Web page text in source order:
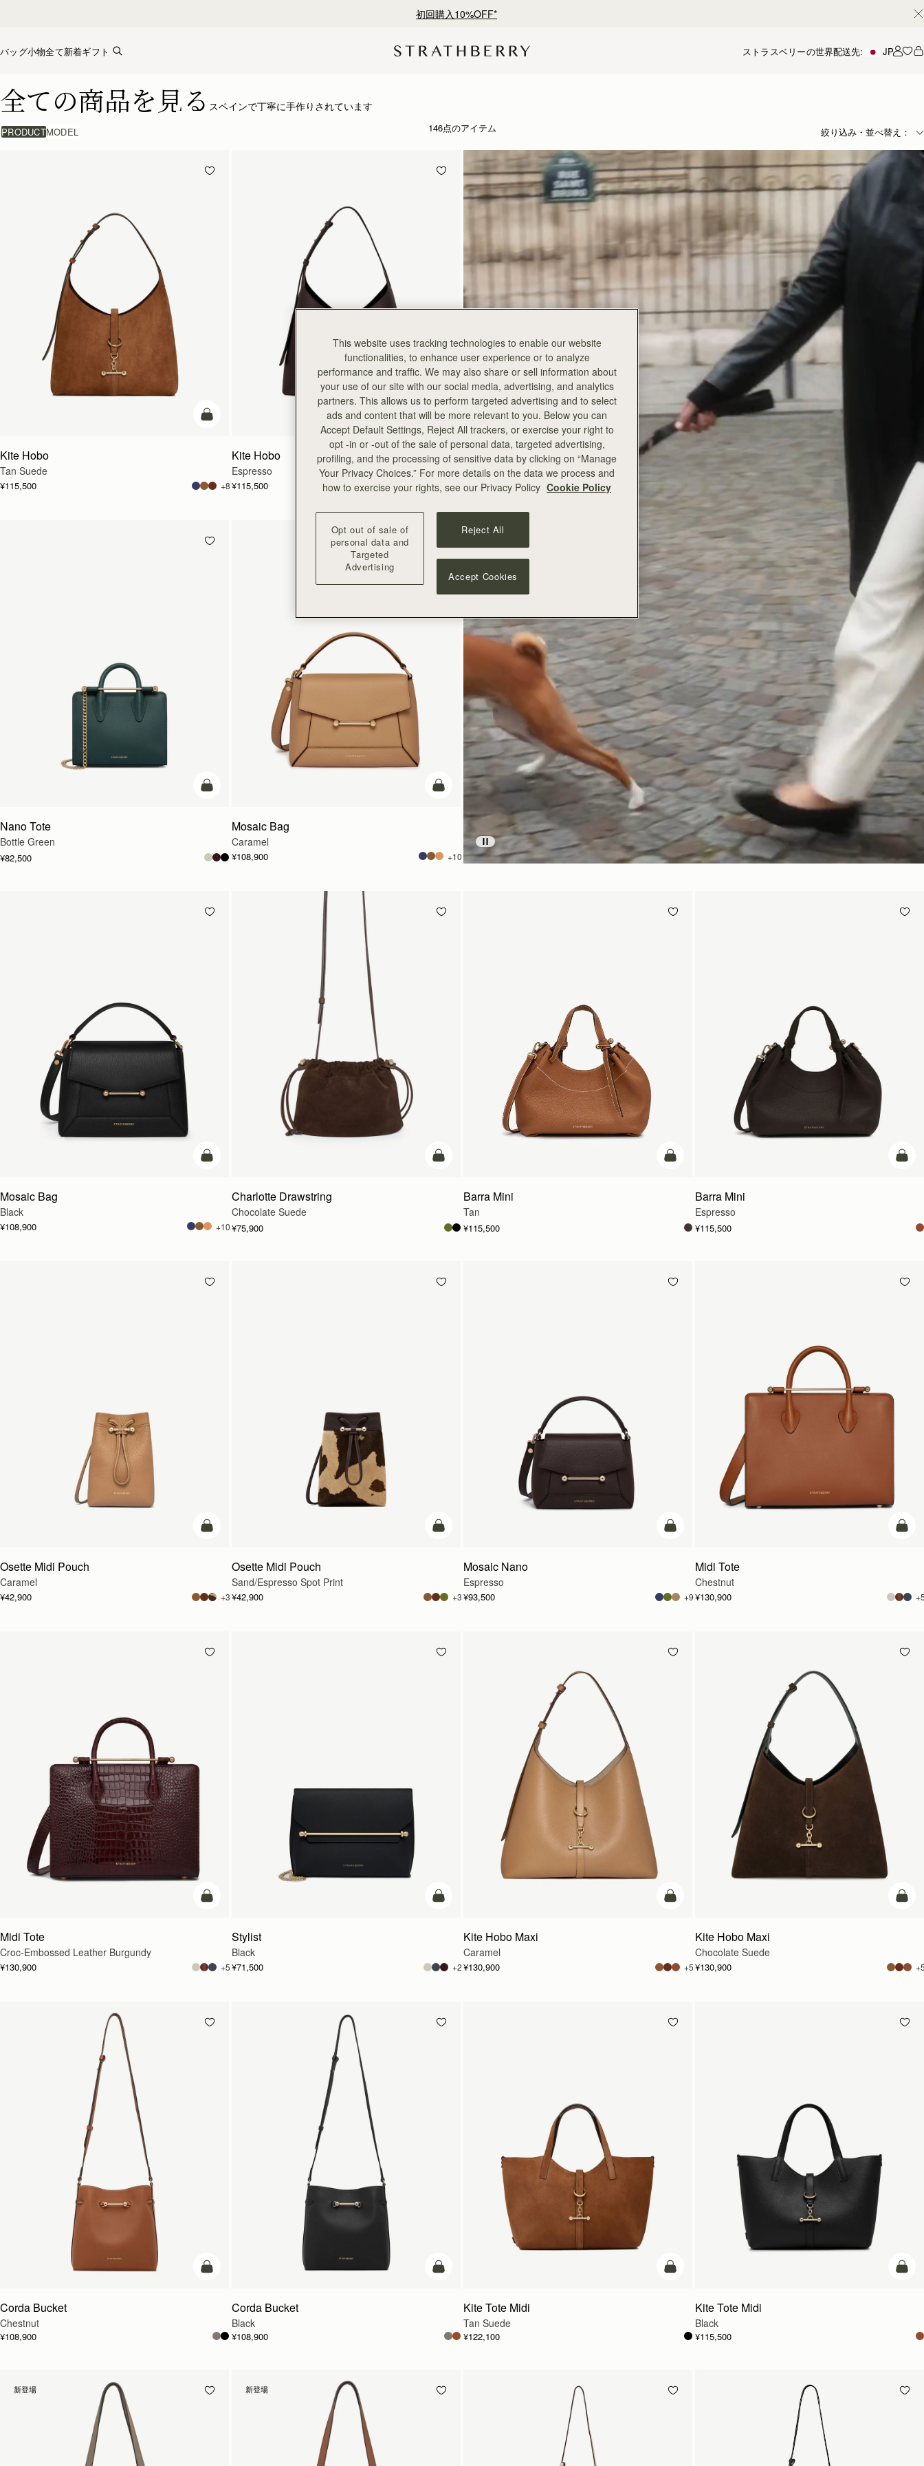
¥35,000円以上お買い上げで配送無料
バッグ小物全て新着ギフト ストラスベリーの世界配送先: JP アカ
全ての商品を見る スペインで丁寧に手作りされています
PRODUCTMODEL 絞り込み・並べ替え：
146点のアイテム
カートに追加
Kite Hobo
Tan Suede
¥115,500 +8
カートに追加
Kite Hobo
Espresso
¥115,500 +8
カートに追加
Nano Tote
Bottle Green
¥82,500
カートに追加
Mosaic Bag
Caramel
¥108,900 +10
カートに追加
Mosaic Bag
Black
¥108,900 +10
カートに追加
Charlotte Drawstring
Chocolate Suede
¥75,900
カートに追加
Barra Mini
Tan
¥115,500
カー
Barra Mini
Espresso
¥115,500
カートに追加
Osette Midi Pouch
Caramel
¥42,900 +3
カートに追加
Osette Midi Pouch
Sand/Espresso Spot Print
¥42,900 +3
カートに追加
Mosaic Nano
Espresso
¥93,500 +9
カー
Midi Tote
Chestnut
¥130,900
カートに追加
Midi Tote
Croc-Embossed Leather Burgundy
¥130,900 +5
カートに追加
Stylist
Black
¥71,500 +2
カートに追加
Kite Hobo Maxi
Caramel
¥130,900 +5
カー
Kite Hobo Maxi
Chocolate Suede
¥130,900
カートに追加
Corda Bucket
Chestnut
¥108,900
カートに追加
Corda Bucket
Black
¥108,900
カートに追加
Kite Tote Midi
Tan Suede
¥122,100
カー
Kite Tote Midi
Black
¥115,500
新登場 新登場
This website uses tracking technologies to enable our website
functionalities, to enhance user experience or to analyze
performance and traffic. We may also share or sell information about
your use of our site with our social media, advertising, and analytics
partners. This allows us to perform targeted advertising and to select
ads and content that will be more relevant to you. Below you can
Accept Default Settings, Reject All trackers, or exercise your right to
opt -in or -out of the sale of personal data, targeted advertising,
profiling, and the processing of sensitive data by clicking on “Manage
Your Privacy Choices.” For more details on the data we process and
how to exercise your rights, see our Privacy Policy Cookie Policy
Opt out of sale of
personal data and
Targeted
Advertising
Reject All
Accept Cookies